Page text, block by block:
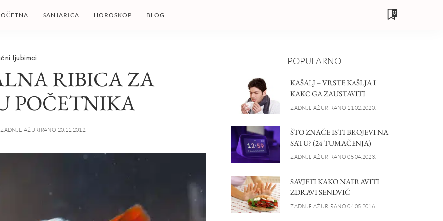
SANJARICA HOROSKOP BLOG 0
ljubimci
RIBICA ZA
POČETNIKA
ZADNJE AŽURIRANO 20.11.2012.
POPULARNO
KAŠALJ – VRSTE KAŠLJA I
KAKO GA ZAUSTAVITI
ZADNJE AŽURIRANO 11.02.2020.
ŠTO ZNAČE ISTI BROJEVI NA
SATU? (24 TUMAČENJA)
ZADNJE AŽURIRANO 05.04.2023.
SAVJETI KAKO NAPRAVITI
ZDRAVI SENDVIČ
ZADNJE AŽURIRANO 04.05.2016.